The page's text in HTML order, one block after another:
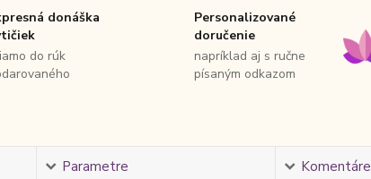
donáška
do rúk
Personalizované
doručenie
napríklad aj s ručne
písaným odkazom
Parametre Komentáre